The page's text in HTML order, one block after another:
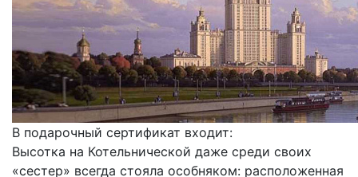
В подарочный сертификат входит:
Высотка на Котельнической даже среди своих
«сестер» всегда стояла особняком: расположенная